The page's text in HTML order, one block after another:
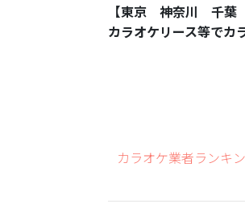
【東京 神奈川 千
カラオケリース等でカ
カラオケ業者ランキ